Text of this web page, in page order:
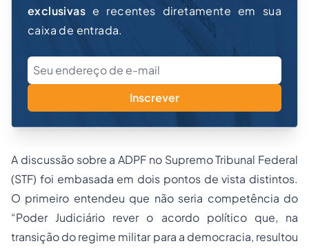
exclusivas e recentes diretamente em sua
caixa de entrada.
Inscrever
A discussão sobre a ADPF no Supremo Tribunal Federal
(STF) foi embasada em dois pontos de vista distintos.
O primeiro entendeu que não seria competência do
“Poder Judiciário rever o acordo político que, na
transição do regime militar para a democracia, resultou